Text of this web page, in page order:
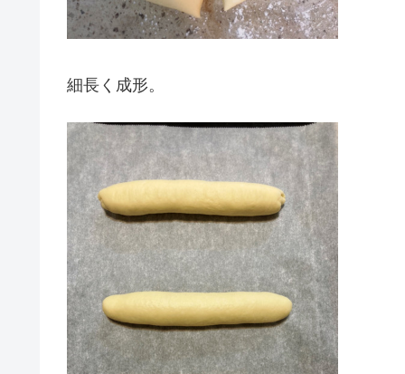
細長く成形。